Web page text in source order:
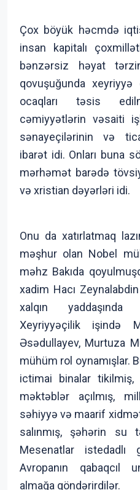
Çox böyük həcmdə
insan kapitalı
bənzərsiz həyat
qovuşuğunda
ocaqları təsis
cəmiyyətlərin vəsaiti
sənayeçilərinin və
ibarət idi. Onları buna
mərhəmət barədə
və xristian dəyərləri idi.
Onu da xatırlatmaq
məşhur olan Nobel
məhz Bakıda
xadim Hacı
xalqın yaddaşında
Xeyriyyəçilik işində
Əsədullayev, Murtuza
mühüm rol oynamışlar.
ictimai binalar tikilmiş,
məktəblər açılmış,
səhiyyə və maarif
salınmış, şəhərin su
Mesenatlar istedadlı
Avropanın qabaqcıl
almağa göndərirdilər.